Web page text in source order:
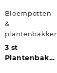
Bloempotten
&
3 st